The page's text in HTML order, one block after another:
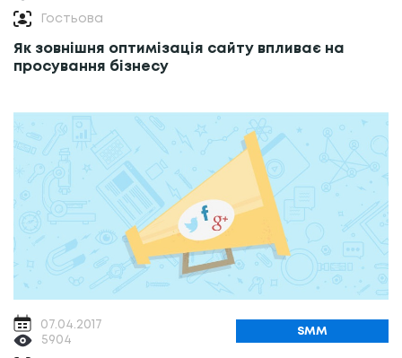
Гостьова
Як зовнішня оптимізація сайту впливає на
просування бізнесу
07.04.2017
5904
SMM